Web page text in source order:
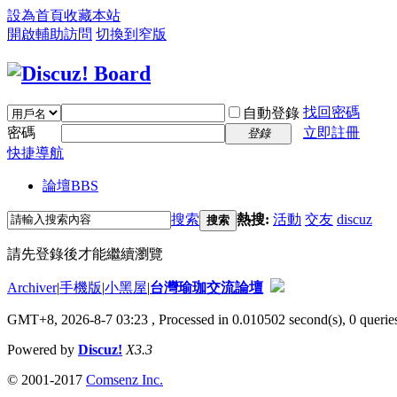
設為首頁收藏本站
開啟輔助訪問 切換到窄版
自動登錄 找回密碼
密碼
登錄
立即註冊
快捷導航
論壇BBS
搜索 搜索 熱搜: 活動 交友 discuz
請先登錄後才能繼續瀏覽
Archiver|手機版|小黑屋|台灣瑜珈交流論壇
GMT+8, 2026-8-7 03:23 , Processed in 0.010502 second(s), 0
Powered by Discuz! X3.3
© 2001-2017 Comsenz Inc.